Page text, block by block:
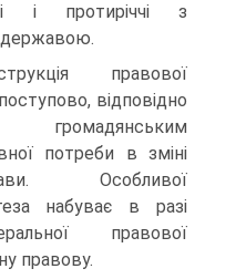
і протиріччі з
правової
відповідно
громадянським
потреби в зміні
Особливої
набуває в разі
правової
правову.